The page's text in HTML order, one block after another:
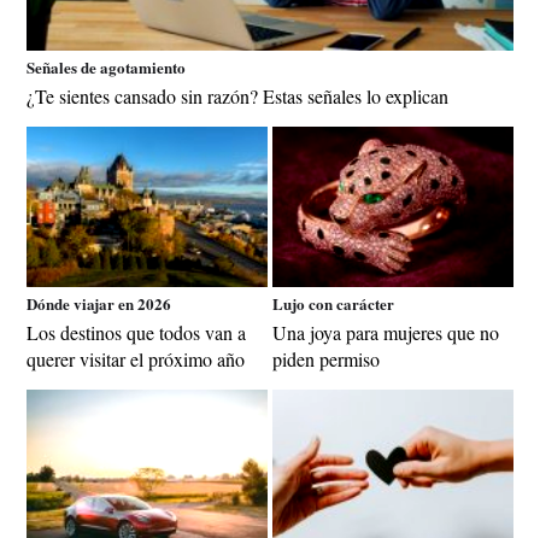
Señales de agotamiento
¿Te sientes cansado sin razón? Estas señales lo explican
Dónde viajar en 2026
Los destinos que todos van a
querer visitar el próximo año
Lujo con carácter
Una joya para mujeres que no
piden permiso